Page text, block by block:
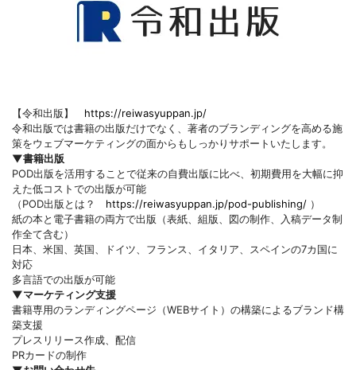
【令和出版】 https://reiwasyuppan.jp/
令和出版では書籍の出版だけでなく、著者のブランディングを高める施
策をウェブマーケティングの面からもしっかりサポートいたします。
▼書籍出版
POD出版を活用することで従来の自費出版に比べ、初期費用を大幅に抑
えた低コストでの出版が可能
（POD出版とは？ https://reiwasyuppan.jp/pod-publishing/ ）
紙の本と電子書籍の両方で出版（表紙、組版、図の制作、入稿データ制
作全て含む）
日本、米国、英国、ドイツ、フランス、イタリア、スペインの7カ国に
対応
多言語での出版が可能
▼マーケティング支援
書籍専用のランディングページ（WEBサイト）の構築によるブランド構
築支援
プレスリリース作成、配信
PRカードの制作